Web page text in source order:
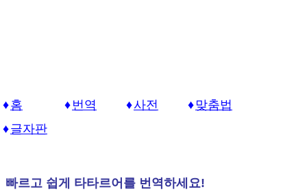
홈 번역 사전
맞춤법
글자판
빠르고 쉽게 타타르어를 번역하세요!